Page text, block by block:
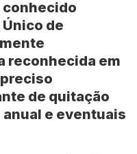
conhecido
de
reconhecida em
de quitação
e eventuais